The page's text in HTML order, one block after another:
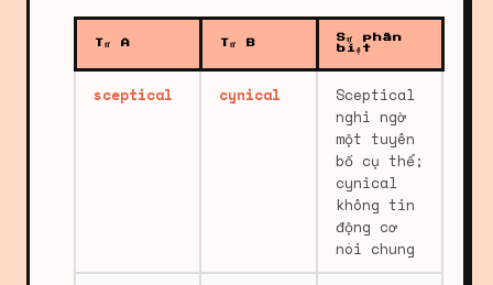
Từ A Từ B
Sự phân
biệt
sceptical cynical
Sceptical
nghi ngờ
một tuyên
bố cụ thể;
cynical
không tin
động cơ
nói chung